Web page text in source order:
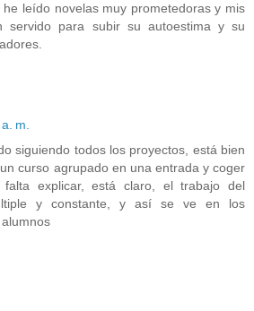
he leído novelas muy prometedoras y mis
servido para subir su autoestima y su
m.
siguiendo todos los proyectos, está bien
curso agrupado en una entrada y coger
explicar, está claro, el trabajo del
y constante, y así se ve en los